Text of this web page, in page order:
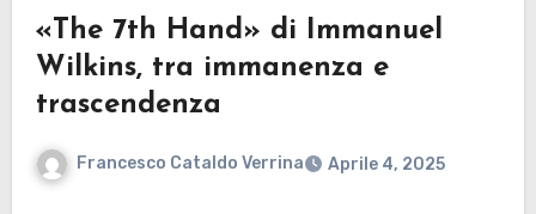
«The 7th Hand» di Immanuel
Wilkins, tra immanenza e
trascendenza
Francesco Cataldo Verrina Aprile 4, 2025